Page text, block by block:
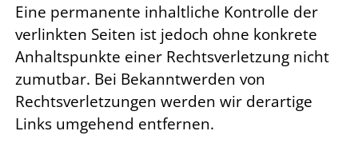
Eine permanente inhaltliche Kontrolle der
verlinkten Seiten ist jedoch ohne konkrete
Anhaltspunkte einer Rechtsverletzung nicht
zumutbar. Bei Bekanntwerden von
Rechtsverletzungen werden wir derartige
Links umgehend entfernen.